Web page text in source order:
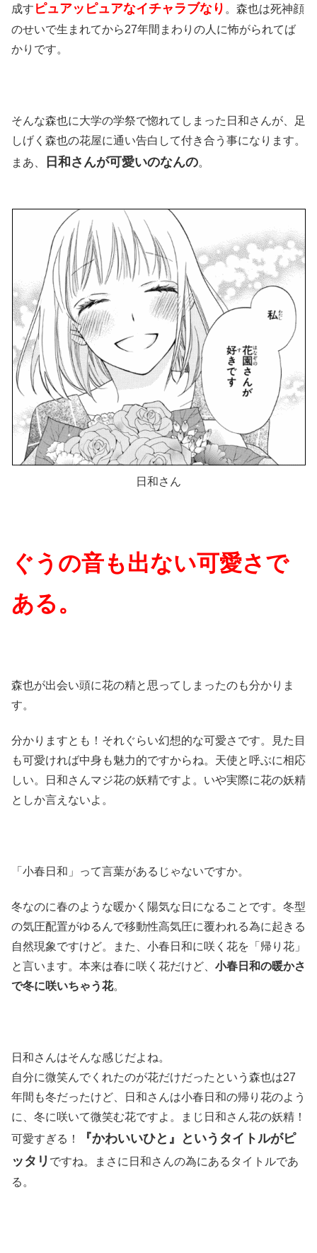
成す ピュアッピュアなイチャラブなり 。森也は死神顔
のせいで生まれてから27年間まわりの人に怖がられてば
かりです。
そんな森也に大学の学祭で惚れてしまった日和さんが、足
しげく森也の花屋に通い告白して付き合う事になります。
まあ、
日和さんが可愛いのなんの。
日和さん
ぐうの音も出ない可愛さで
ある。
森也が出会い頭に花の精と思ってしまったのも分かりま
す。
分かりますとも！それぐらい幻想的な可愛さです。見た目
も可愛ければ中身も魅力的ですからね。天使と呼ぶに相応
しい。日和さんマジ花の妖精ですよ。いや実際に花の妖精
としか言えないよ。
「小春日和」って言葉があるじゃないですか。
冬なのに春のような暖かく陽気な日になることです。冬型
の気圧配置がゆるんで移動性高気圧に覆われる為に起きる
自然現象ですけど。また、小春日和に咲く花を「帰り花」
と言います。本来は春に咲く花だけど、 小春日和の暖かさ
で冬に咲いちゃう花。
日和さんはそんな感じだよね。
自分に微笑んでくれたのが花だけだったという森也は27
年間も冬だったけど、日和さんは小春日和の帰り花のよう
に、冬に咲いて微笑む花ですよ。まじ日和さん花の妖精！
可愛すぎる！
『かわいいひと』というタイトルがピ
ッタリ ですね。まさに日和さんの為にあるタイトルであ
る。